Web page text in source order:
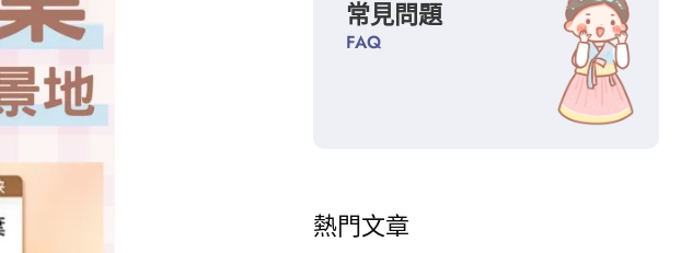
常見問題
FAQ
熱門文章